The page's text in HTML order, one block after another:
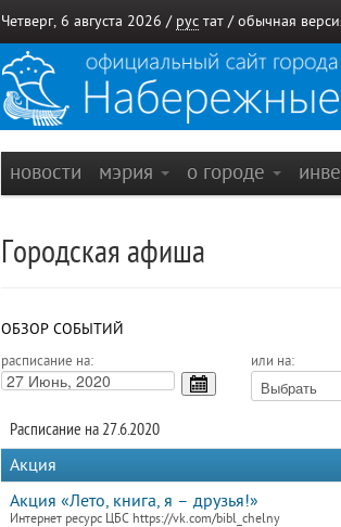
Четверг, 6 августа 2026 / рус тат / обычная
новости мэрия о городе
Городская афиша
ОБЗОР СОБЫТИЙ
расписание на: или на:
Расписание на 27.6.2020
Акция
Акция «Лето, книга, я – друзья!»
Интернет ресурс ЦБС https://vk.com/bibl_chelny